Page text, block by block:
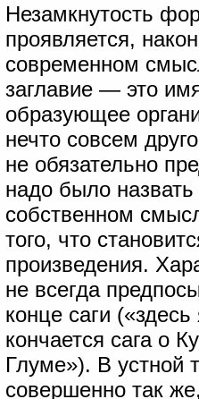
Незамкнутость
проявляется,
современном
заглавие — это
образующее
нечто совсем
не обязательно
надо было
собственном
того, что
произведения.
не всегда
конце саги
кончается сага о
Глуме»). В устной
совершенно так